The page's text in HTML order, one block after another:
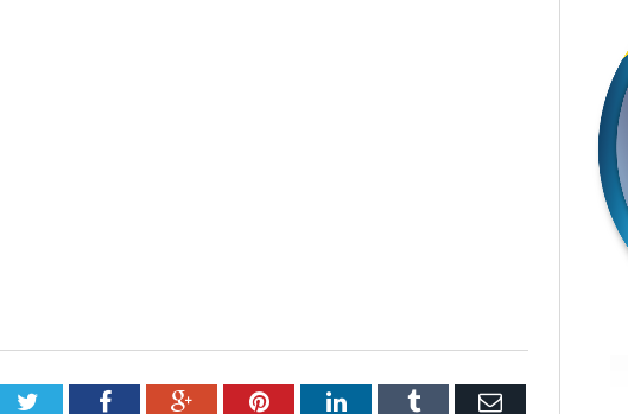
TwitterFacebookGoogle+PinterestLinkedInTumblr Email